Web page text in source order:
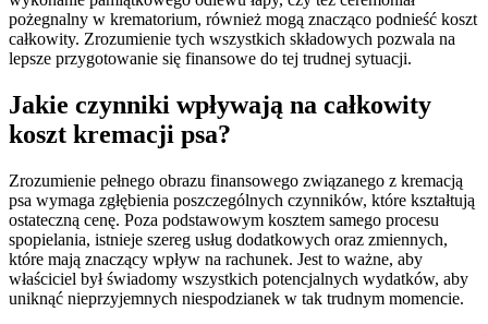
pożegnalny w krematorium, również mogą znacząco podnieść koszt
całkowity. Zrozumienie tych wszystkich składowych pozwala na
lepsze przygotowanie się finansowe do tej trudnej sytuacji.
Jakie czynniki wpływają na całkowity
koszt kremacji psa?
Zrozumienie pełnego obrazu finansowego związanego z kremacją
psa wymaga zgłębienia poszczególnych czynników, które kształtują
ostateczną cenę. Poza podstawowym kosztem samego procesu
spopielania, istnieje szereg usług dodatkowych oraz zmiennych,
które mają znaczący wpływ na rachunek. Jest to ważne, aby
właściciel był świadomy wszystkich potencjalnych wydatków, aby
uniknąć nieprzyjemnych niespodzianek w tak trudnym momencie.